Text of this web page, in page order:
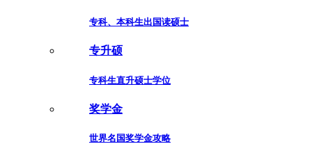
专科、本科生出国读硕士
专升硕
专科生直升硕士学位
奖学金
世界名国奖学金攻略